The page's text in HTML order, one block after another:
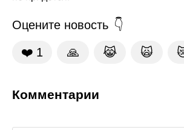
Оцените новость
❤️ 1 🙏 😹 🙀
Комментарии